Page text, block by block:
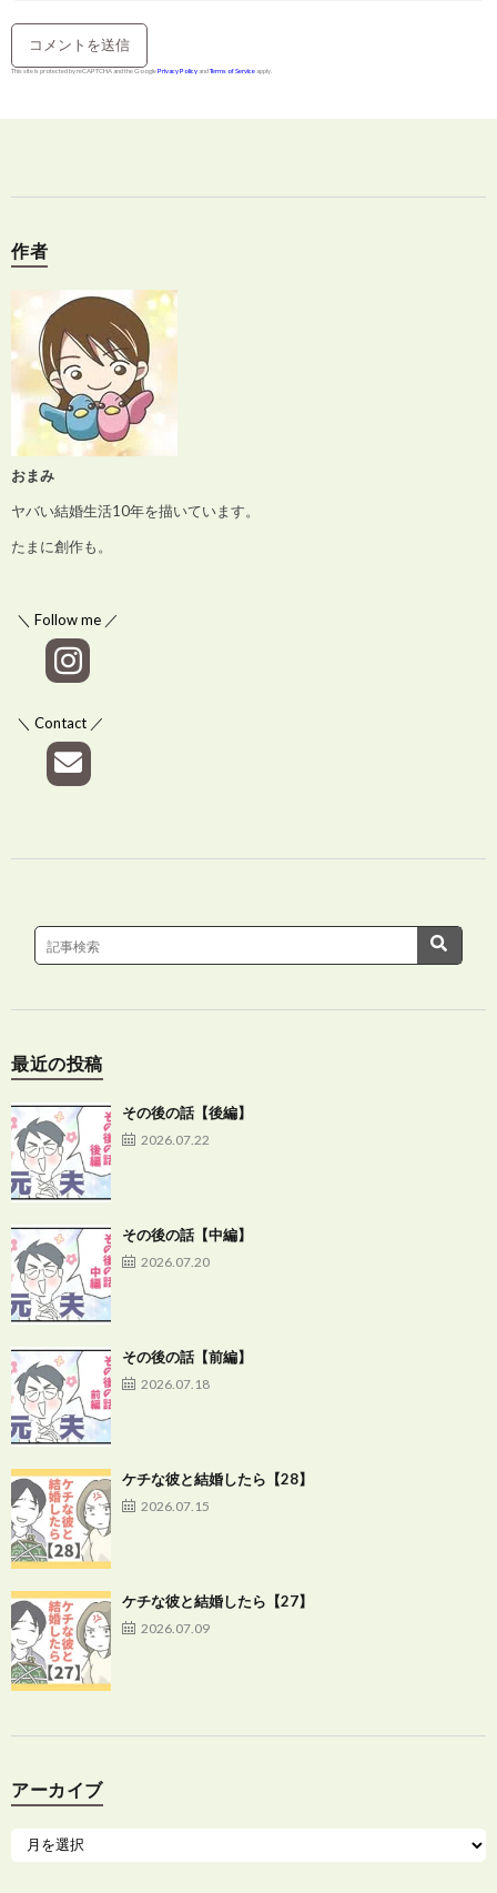
This site is protected by reCAPTCHA and the GooglePrivacy Policy andTerms of Service apply.
作者
おまみ
ヤバい結婚生活10年を描いています。
たまに創作も。
＼ Follow me ／
＼ Contact ／
最近の投稿
その後の話【後編】
2026.07.22
その後の話【中編】
2026.07.20
その後の話【前編】
2026.07.18
ケチな彼と結婚したら【28】
2026.07.15
ケチな彼と結婚したら【27】
2026.07.09
アーカイブ